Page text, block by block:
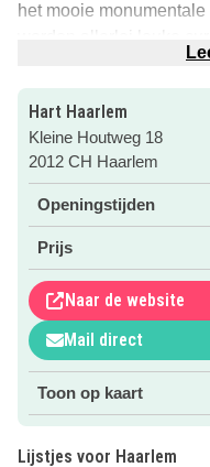
het mooie
groot: tekenen,
muziek, zang,
en nog véél meer.
Cursussen voor alle
(vanaf 4 maanden) of
kunnen op muziekles
dromen te leren
een zangkoor.
schilderles voor
Bekijk via de roze
cursusaanbod en het
Hart Haarlem
Kleine Houtweg 18
2012 CH Haarlem
Openingstijden
Prijs
Naar de website
Mail direct
Toon op kaart
Lijstjes voor Haarlem